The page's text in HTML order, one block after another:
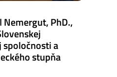
Nemergut, PhD.,
a
stupňa